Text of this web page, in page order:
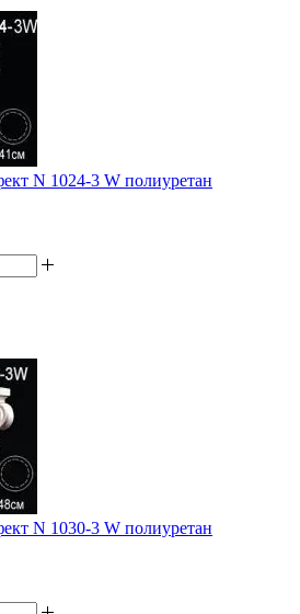
N 1024-3 W полиуретан
N 1030-3 W полиуретан